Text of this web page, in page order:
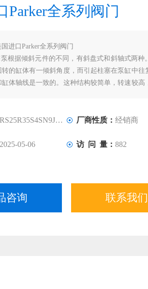
Parker全系列阀门
国进口Parker全系列阀门
泵根据倾斜元件的不同，有斜盘式和斜轴式两种
的缸体有一倾斜角度，而引起柱塞在泵缸中往
体轴线是一致的。这种结构较简单，转速较高
RS25R35S4SN9JWXG041 厂商性质： 经销商
2025-05-06 访 问 量： 882
咨询 联系我们